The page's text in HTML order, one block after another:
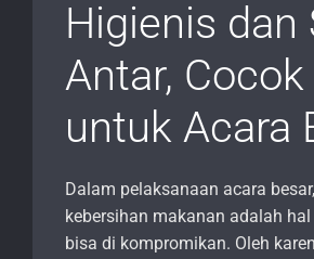
Higienis dan
Antar, Cocok
untuk Acara
Dalam pelaksanaan acara
kebersihan makanan adalah
bisa di kompromikan. Oleh